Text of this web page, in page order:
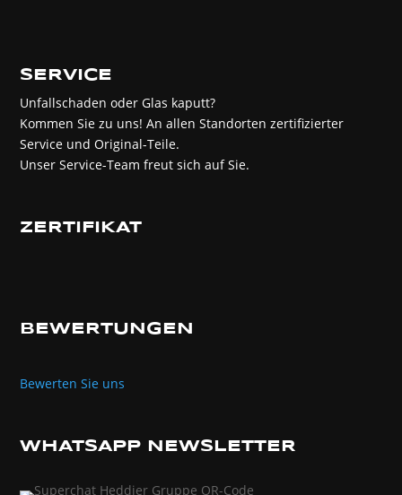
SERVICE
Unfallschaden oder Glas kaputt?
Kommen Sie zu uns! An allen Standorten zertifizierter
Service und Original-Teile.
Unser Service-Team freut sich auf Sie.
ZERTIFIKAT
BEWERTUNGEN
Bewerten Sie uns
WHATSAPP NEWSLETTER